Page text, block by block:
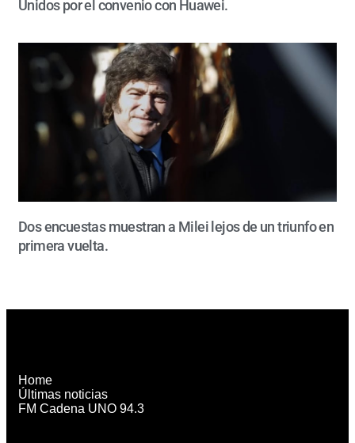
Unidos por el convenio con Huawei.
Dos encuestas muestran a Milei lejos de un triunfo en
primera vuelta.
Home
Últimas noticias
FM Cadena UNO 94.3